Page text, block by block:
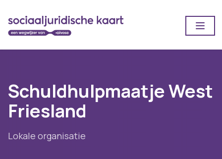
Schuldhulpmaatje West
Friesland
Lokale organisatie